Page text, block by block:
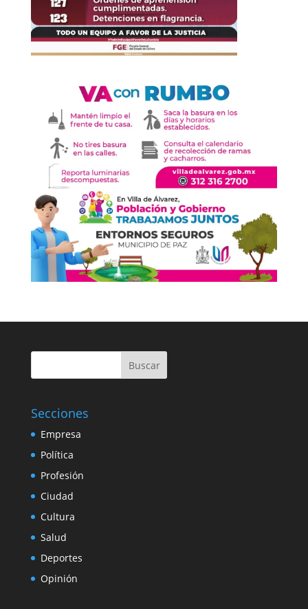
Buscar
Secciones
Empresa
Política
Profesión
Ciudad
Cultura
Salud
Deportes
Opinión